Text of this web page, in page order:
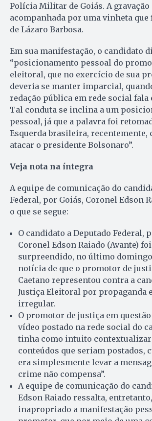
Polícia Militar de Goiás. A gravação
acompanhada por uma vinheta que
de Lázaro Barbosa.
Em sua manifestação, o candidato
“posicionamento pessoal do
eleitoral, que no exercício de sua
deveria se manter imparcial,
redação pública em rede social fala
Tal conduta se inclina a um
pessoal, já que a palavra foi
Esquerda brasileira, recentemente,
atacar o presidente Bolsonaro”.
Veja nota na íntegra
A equipe de comunicação do
Federal, por Goiás, Coronel Edson
o que se segue:
O candidato a Deputado Federal,
Coronel Edson Raiado (Avante) foi
surpreendido, no último
notícia de que o promotor de
Caetano representou contra a
Justiça Eleitoral por propaganda
irregular.
O promotor de justiça em
vídeo postado na rede social do
tinha como intuito
conteúdos que seriam postados,
era simplesmente levar a
crime não compensa”.
A equipe de comunicação do
Edson Raiado ressalta,
inapropriado a manifestação